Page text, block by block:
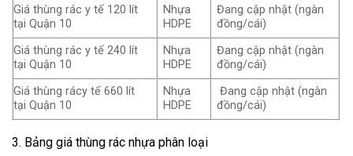
Giá thùng rác y tế 120 lít
tại Quận 10
Nhựa
HDPE
Đang cập nhật (ngàn
đồng/cái)
Giá thùng rác y tế 240 lít
tại Quận 10
Nhựa
HDPE
Đang cập nhật (ngàn
đồng/cái)
Giá thùng rácy tế 660 lít
tại Quận 10
Nhựa
HDPE
Đang cập nhật (ngàn
đồng/cái)
3. Bảng giá thùng rác nhựa phân loại